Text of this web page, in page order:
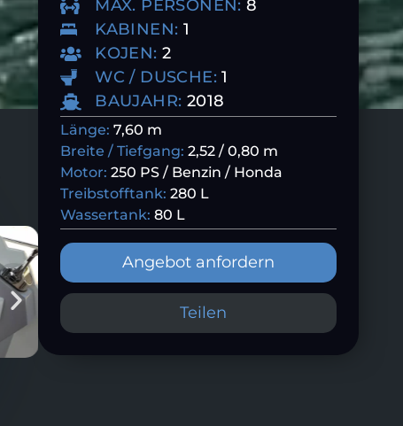
MAX. PERSONEN:8
KABINEN: 1
KOJEN:2
WC / DUSCHE:1
BAUJAHR: 2018
Länge:7,60 m
Breite / Tiefgang:2,52 / 0,80 m
Motor:250 PS / Benzin / Honda
Treibstofftank:280 L
Wassertank:80 L
Angebot anfordern
Teilen